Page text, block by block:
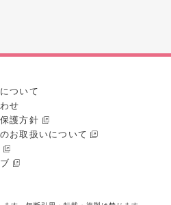
ついて
せ
護方針
お取扱いについて